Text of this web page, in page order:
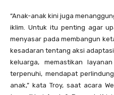
“Anak-anak kini juga
iklim. Untuk itu penting agar
menyasar pada membangun
kesadaran tentang aksi
keluarga, memastikan
terpenuhi, mendapat
anak,” kata Troy, saat acara